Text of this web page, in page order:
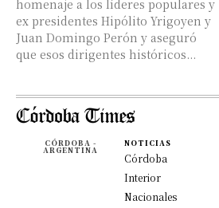
homenaje a los líderes populares y
ex presidentes Hipólito Yrigoyen y
Juan Domingo Perón y aseguró
que esos dirigentes históricos...
CÓRDOBA -
ARGENTINA
NOTICIAS
Córdoba
Interior
Nacionales